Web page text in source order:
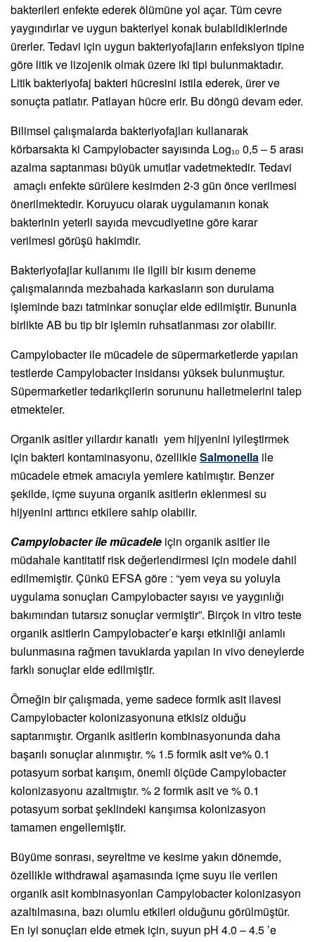
bakterileri enfekte ederek ölümüne yol açar. Tüm cevre
yaygındırlar ve uygun bakteriyel konak bulabildiklerinde
ürerler. Tedavi için uygun bakteriyofajların enfeksiyon tipine
göre litik ve lizojenik olmak üzere iki tipi bulunmaktadır.
Litik bakteriyofaj bakteri hücresini istila ederek, ürer ve
sonuçta patlatır. Patlayan hücre erir. Bu döngü devam eder.
Bilimsel çalışmalarda bakteriyofajları kullanarak
körbarsakta ki Campylobacter sayısında Log₁₀ 0,5 – 5 arası
azalma saptanması büyük umutlar vadetmektedir. Tedavi
amaçlı enfekte sürülere kesimden 2-3 gün önce verilmesi
önerilmektedir. Koruyucu olarak uygulamanın konak
bakterinin yeterli sayıda mevcudiyetine göre karar
verilmesi görüşü hakimdir.
Bakteriyofajlar kullanımı ile ilgili bir kısım deneme
çalışmalarında mezbahada karkasların son durulama
işleminde bazı tatminkar sonuçlar elde edilmiştir. Bununla
birlikte AB bu tip bir işlemin ruhsatlanması zor olabilir.
Campylobacter ile mücadele de süpermarketlerde yapılan
testlerde Campylobacter insidansı yüksek bulunmuştur.
Süpermarketler tedarikçilerin sorununu halletmelerini talep
etmekteler.
Organik asitler yıllardır kanatlı yem hijyenini iyileştirmek
için bakteri kontaminasyonu, özellikleSalmonella ile
mücadele etmek amacıyla yemlere katılmıştır. Benzer
şekilde, içme suyuna organik asitlerin eklenmesi su
hijyenini arttırıcı etkilere sahip olabilir.
Campylobacter ile mücadele için organik asitler ile
müdahale kantitatif risk değerlendirmesi için modele dahil
edilmemiştir. Çünkü EFSA göre : “yem veya su yoluyla
uygulama sonuçları Campylobacter sayısı ve yaygınlığı
bakımından tutarsız sonuçlar vermiştir”. Birçok in vitro teste
organik asitlerin Campylobacter’e karşı etkinliği anlamlı
bulunmasına rağmen tavuklarda yapılan in vivo deneylerde
farklı sonuçlar elde edilmiştir.
Örneğin bir çalışmada, yeme sadece formik asit ilavesi
Campylobacter kolonizasyonuna etkisiz olduğu
saptanmıştır. Organik asitlerin kombinasyonunda daha
başarılı sonuçlar alınmıştır. % 1.5 formik asit ve% 0.1
potasyum sorbat karışım, önemli ölçüde Campylobacter
kolonizasyonu azaltmıştır. % 2 formik asit ve % 0.1
potasyum sorbat şeklindeki karışımsa kolonizasyon
tamamen engellemiştir.
Büyüme sonrası, seyreltme ve kesime yakın dönemde,
özellikle withdrawal aşamasında içme suyu ile verilen
organik asit kombinasyonları Campylobacter kolonizasyon
azaltılmasına, bazı olumlu etkileri olduğunu görülmüştür.
En iyi sonuçları elde etmek için, suyun pH 4.0 – 4.5 ’e